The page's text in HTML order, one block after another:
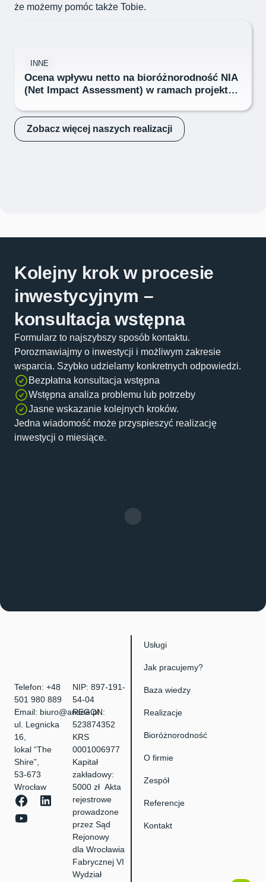
że możemy pomóc także Tobie.
INNE
Ocena wpływu netto na bioróżnorodność NIA
(Net Impact Assessment) w ramach projektu
Zobacz więcej naszych realizacji
Kolejny krok w procesie
inwestycyjnym –
konsultacja wstępna
Formularz to najszybszy sposób kontaktu.
Porozmawiajmy o inwestycji i możliwym zakresie
wsparcia. Szybko udzielamy konkretnych odpowiedzi.
Bezpłatna konsultacja wstępna
Wstępna analiza problemu lub potrzeby
Jasne wskazanie kolejnych kroków.
Jedna wiadomość może przyspieszyć realizację
inwestycji o miesiące.
Telefon: +48
501 980 889
Email: biuro@ansee.pl
ul. Legnicka
16,
lokal “The
Shire”,
53-673
Wrocław
NIP: 897-191-
54-04
REGON:
523874352
KRS
0001006977
Kapitał
zakładowy:
5000 zł Akta
rejestrowe
prowadzone
przez Sąd
Rejonowy
dla Wrocławia
Fabrycznej VI
Wydział
Usługi
Jak pracujemy?
Baza wiedzy
Realizacje
Bioróżnorodność
O firmie
Zespół
Referencje
Kontakt